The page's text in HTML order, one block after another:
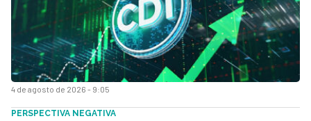
4 de agosto de 2026 - 9:05
PERSPECTIVA NEGATIVA